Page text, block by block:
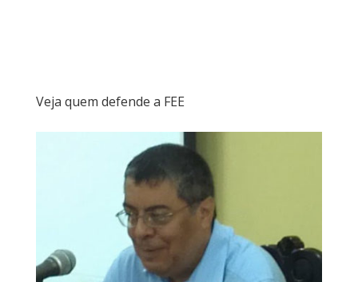
Veja quem defende a FEE